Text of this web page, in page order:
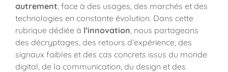
autrement , face à des usages, des marchés et des
technologies en constante évolution. Dans cette
rubrique dédiée à l’innovation , nous partageons
des décryptages, des retours d’expérience, des
signaux faibles et des cas concrets issus du monde
digital, de la communication, du design et des